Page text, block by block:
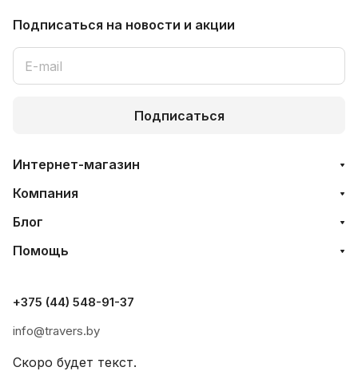
Подписаться на новости и акции
Подписаться
Интернет-магазин
Компания
Блог
Помощь
+375 (44) 548-91-37
info@travers.by
Скоро будет текст.